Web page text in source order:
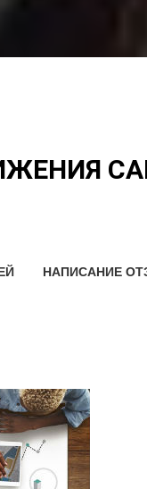
НАПИСАНИЕ